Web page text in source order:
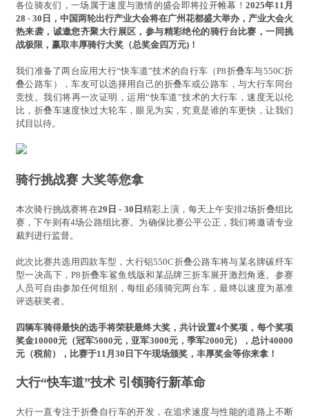
各位骑友们，一场属于速度与激情的盛会即将拉开帷幕！2025年11月
28 - 30日，中国两轮出行产业大会将在广州花都盛大举办，产业大会火
热来袭，诚邀您齐聚大行展区，参与精彩绝伦的骑行台比赛，一同挑
战极限，赢取丰厚骑行大奖（总奖金四万元)！
我们准备了两台应用大行“快车道”技术的自行车（P8折叠车与550C折
叠公路车），车友可以选择用自己的折叠车或公路车，与大行车同台
竞技。我们将再一次证明，运用“快车道”技术的大行车，速度无以伦
比，折叠车速度快过大轮车，眼见为实，究竟是谁的车更快，让我们
拭目以待。
骑行挑战赛 大奖等您拿
本次骑行挑战赛将在29日 - 30日 精彩上演，每天上午安排2场折叠组比
赛，下午则有4场公路组比赛。为确保比赛公平公正，我们将邀请专业
裁判进行监督。
此次比赛共选用四款车型，大行铝550C折叠公路车将与某名牌碳纤车
型一决高下，P8折叠车鲨鱼线版和某品牌三折车展开激烈角逐。参赛
人员可自由参加任何组别，每组必须骑完两台车，最终以速度为基准
评选获奖者。
四辆车骑得最快的选手将荣获最终大奖，共计设置4个奖项，每个奖项
奖金10000元（冠军5000元，亚军3000元，季军2000元），总计40000
元（税前），比赛于11月30日下午现场颁奖，丰厚奖金等你来拿！
大行“快车道”技术 引领骑行新革命
大行一直专注于折叠自行车的开发，在追求速度与性能的道路上不断